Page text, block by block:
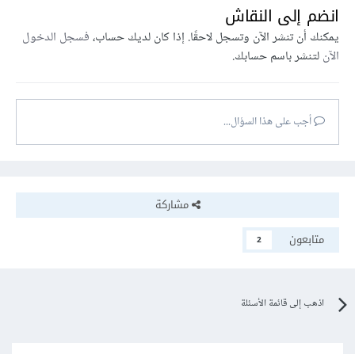
انضم إلى النقاش
يمكنك أن تنشر الآن وتسجل لاحقًا. إذا كان لديك حساب،فسجل الدخول
الآنلتنشر باسم حسابك.
أجب على هذا السؤال...
مشاركة
متابعون
2
اذهب إلى قائمة الأسئلة